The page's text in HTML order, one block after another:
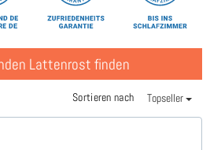
Lattenrost finden
Sortieren nach Topseller